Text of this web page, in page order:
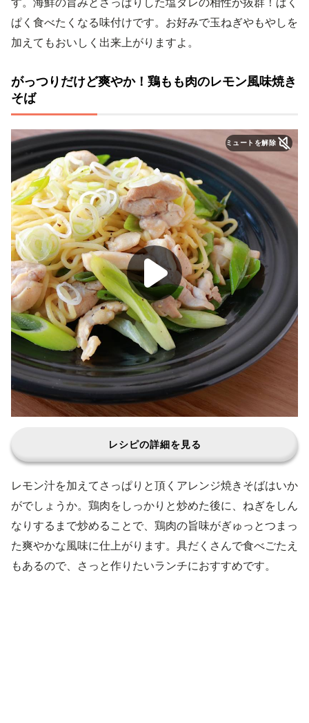
ぱく食べたくなる味付けです。お好みで玉ねぎやもやしを
加えてもおいしく出来上がりますよ。
がっつりだけど爽やか！鶏もも肉のレモン風味焼き
そば
ミュートを解除
レシピの詳細を見る
レモン汁を加えてさっぱりと頂くアレンジ焼きそばはいか
がでしょうか。鶏肉をしっかりと炒めた後に、ねぎをしん
なりするまで炒めることで、鶏肉の旨味がぎゅっとつまっ
た爽やかな風味に仕上がります。具だくさんで食べごたえ
もあるので、さっと作りたいランチにおすすめです。